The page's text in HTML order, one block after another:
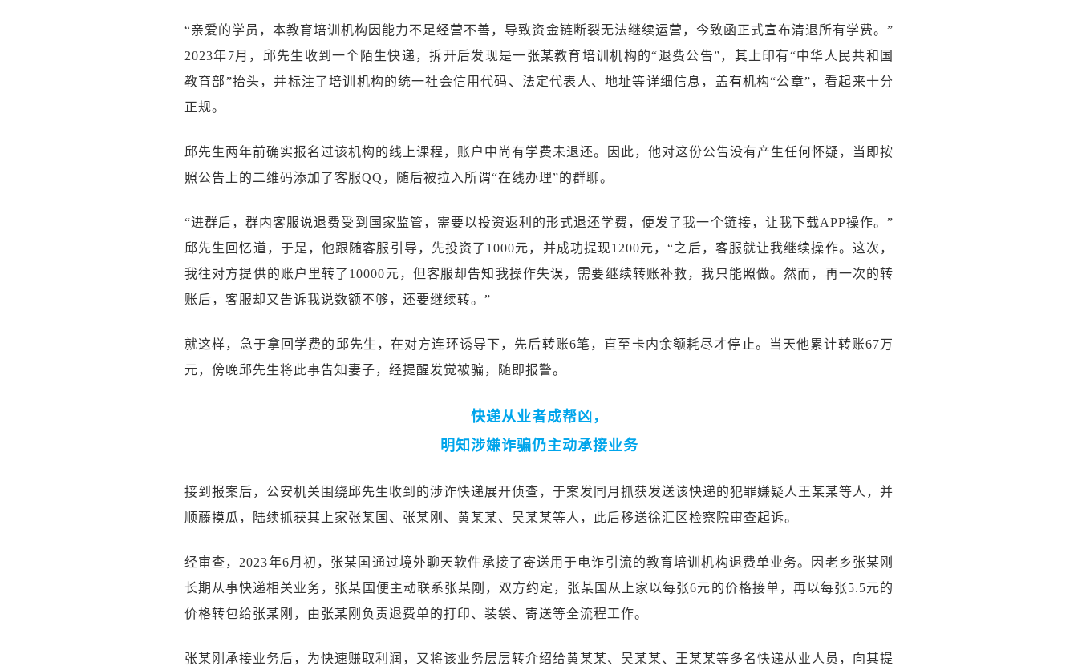
“亲爱的学员，本教育培训机构因能力不足经营不善，导致资金链断裂无法继续运营，今致函正式宣布清退所有学费。”
2023年7月，邱先生收到一个陌生快递，拆开后发现是一张某教育培训机构的“退费公告”，其上印有“中华人民共和国
教育部”抬头，并标注了培训机构的统一社会信用代码、法定代表人、地址等详细信息，盖有机构“公章”，看起来十分
正规。
邱先生两年前确实报名过该机构的线上课程，账户中尚有学费未退还。因此，他对这份公告没有产生任何怀疑，当即按
照公告上的二维码添加了客服QQ，随后被拉入所谓“在线办理”的群聊。
“进群后，群内客服说退费受到国家监管，需要以投资返利的形式退还学费，便发了我一个链接，让我下载APP操作。”
邱先生回忆道，于是，他跟随客服引导，先投资了1000元，并成功提现1200元，“之后，客服就让我继续操作。这次，
我往对方提供的账户里转了10000元，但客服却告知我操作失误，需要继续转账补救，我只能照做。然而，再一次的转
账后，客服却又告诉我说数额不够，还要继续转。”
就这样，急于拿回学费的邱先生，在对方连环诱导下，先后转账6笔，直至卡内余额耗尽才停止。当天他累计转账67万
元，傍晚邱先生将此事告知妻子，经提醒发觉被骗，随即报警。
快递从业者成帮凶，
明知涉嫌诈骗仍主动承接业务
接到报案后，公安机关围绕邱先生收到的涉诈快递展开侦查，于案发同月抓获发送该快递的犯罪嫌疑人王某某等人，并
顺藤摸瓜，陆续抓获其上家张某国、张某刚、黄某某、吴某某等人，此后移送徐汇区检察院审查起诉。
经审查，2023年6月初，张某国通过境外聊天软件承接了寄送用于电诈引流的教育培训机构退费单业务。因老乡张某刚
长期从事快递相关业务，张某国便主动联系张某刚，双方约定，张某国从上家以每张6元的价格接单，再以每张5.5元的
价格转包给张某刚，由张某刚负责退费单的打印、装袋、寄送等全流程工作。
张某刚承接业务后，为快速赚取利润，又将该业务层层转介绍给黄某某、吴某某、王某某等多名快递从业人员，向其提